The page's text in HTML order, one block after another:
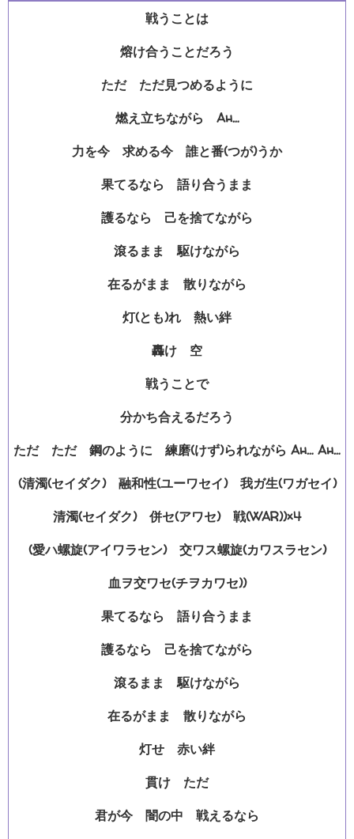
戦うことは
熔け合うことだろう
ただ ただ見つめるように
燃え立ちながら Ah…
力を今 求める今 誰と番(つが)うか
果てるなら 語り合うまま
護るなら 己を捨てながら
滾るまま 駆けながら
在るがまま 散りながら
灯(とも)れ 熱い絆
轟け 空
戦うことで
分かち合えるだろう
ただ ただ 鋼のように 練磨(けず)られながら Ah… Ah…
(清濁(セイダク) 融和性(ユーワセイ) 我ガ生(ワガセイ)
清濁(セイダク) 併セ(アワセ) 戦(WAR))×4
(愛ハ螺旋(アイワラセン) 交ワス螺旋(カワスラセン)
血ヲ交ワセ(チヲカワセ))
果てるなら 語り合うまま
護るなら 己を捨てながら
滾るまま 駆けながら
在るがまま 散りながら
灯せ 赤い絆
貫け ただ
君が今 闇の中 戦えるなら